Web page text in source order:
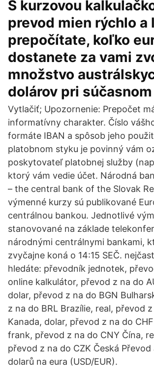
S kurzovou
prevod mien rýchlo a
prepočítate, koľko
dostanete za vami
množstvo
dolárov pri
Vytlačiť; Upozornenie: Prepočet
informatívny charakter. Číslo
formáte IBAN a spôsob jeho
platobnom styku je povinný vám
poskytovateľ platobnej služby
ktorý vám vedie účet. Národná
– the central bank of the Slovak
výmenné kurzy sú publikované
centrálnou bankou. Jednotlivé
stanovované na základe
národnými centrálnymi bankami,
zvyčajne koná o 14:15 SEČ.
hledáte: převodník jednotek,
online kalkulátor, převod z na do
dolar, převod z na do BGN
z na do BRL Brazílie, real, převod
Kanada, dolar, převod z na do
frank, převod z na do CNY Čína,
převod z na do CZK Česká
dolarů na eura (USD/EUR).